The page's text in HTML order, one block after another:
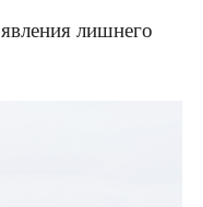
лишнего